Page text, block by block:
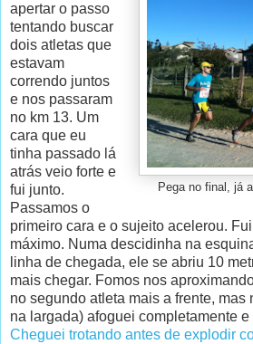
Pega no final, já
apertar o passo
tentando buscar
dois atletas que
estavam
correndo juntos
e nos passaram
no km 13. Um
cara que eu
tinha passado lá
atrás veio forte e
fui junto.
Passamos o
primeiro cara e o sujeito acelerou.
máximo. Numa descidinha na
linha de chegada, ele se abriu 10
mais chegar. Fomos nos
no segundo atleta mais a frente, mas
na largada) afoguei completamente
Cheguei trotando antes de explodir